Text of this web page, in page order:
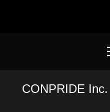
CONPRIDE Inc.